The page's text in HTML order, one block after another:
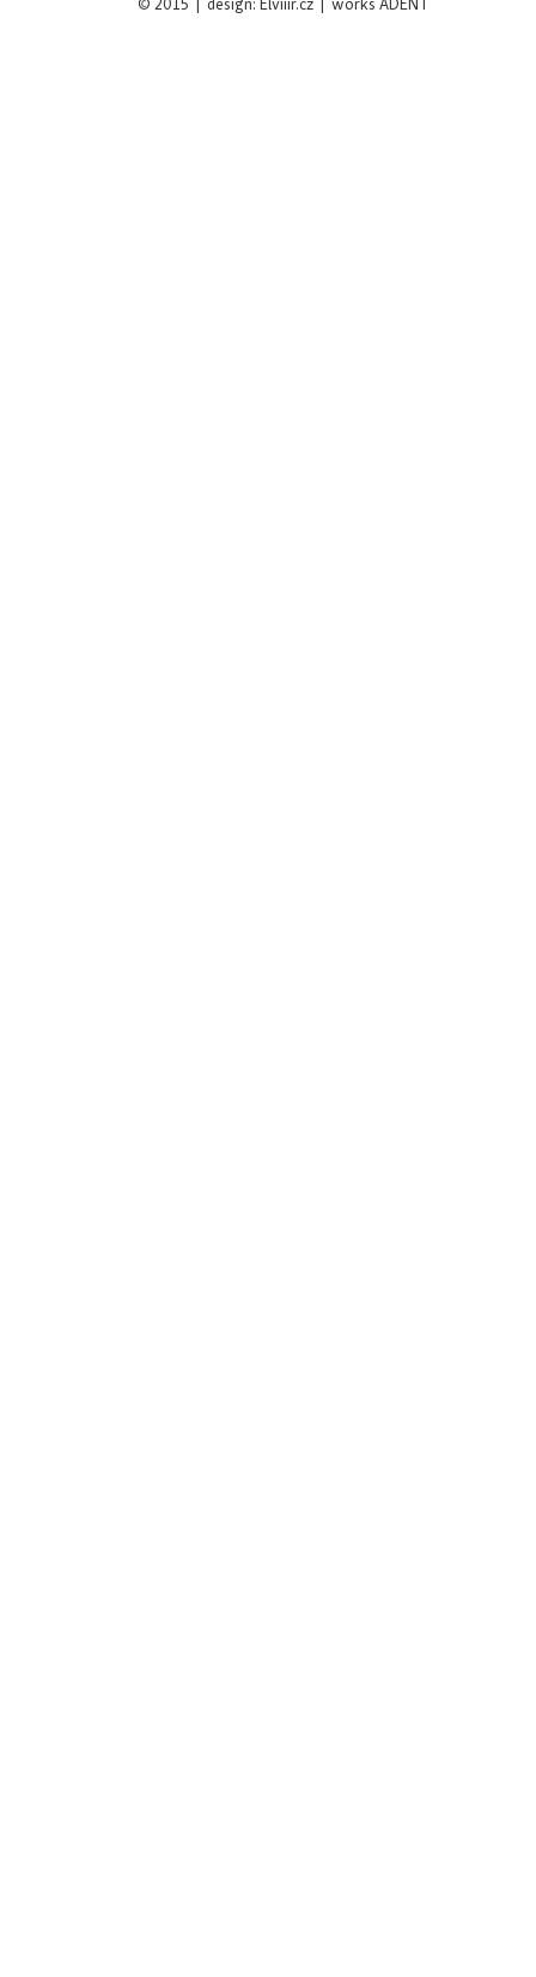
© 2015 | design: Elviiir.cz | works ADENT